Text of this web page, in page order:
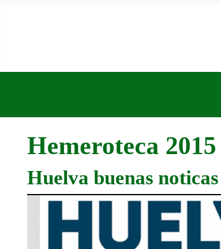
Hemeroteca 2015
Huelva buenas